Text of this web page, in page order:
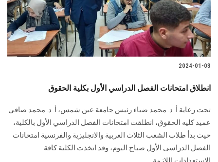
هيئة التدريس
الدراسات العليا
الزائـرون
سجل الان
2024-01-03
انطلاق امتحانات الفصل الدراسي الأول بكلية الحقوق
تحت رعاية أ. د. محمد ضياء رئيس جامعة عين شمس، أ. د. محمد صافي
عميد كليه الحقوق، انطلقت امتحانات الفصل الدراسي الأول بالكلية،
حيث بدأ طلاب الشعب الثلاث العربية والانجليزية والفرنسية امتحانات
الفصل الدراسى الأول صباح اليوم، وقد اتخذت الكلية كافة